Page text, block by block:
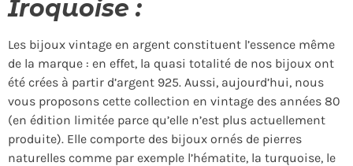
Iroquoise :
Les bijoux vintage en argent constituent l’essence même
de la marque : en effet, la quasi totalité de nos bijoux ont
été crées à partir d’argent 925. Aussi, aujourd’hui, nous
vous proposons cette collection en vintage des années 80
(en édition limitée parce qu’elle n’est plus actuellement
produite). Elle comporte des bijoux ornés de pierres
naturelles comme par exemple l’hématite, la turquoise, le